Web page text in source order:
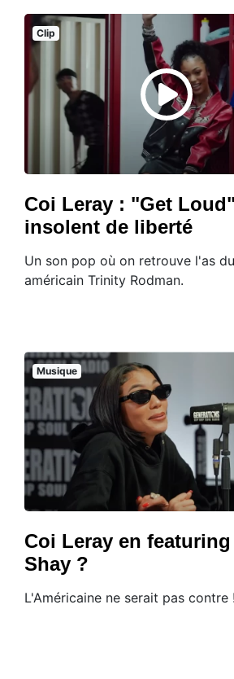
Clip
Coi Leray : "Get
insolent de liberté
Un son pop où on retrouve l'as
américain Trinity Rodman.
Musique
Coi Leray en featuring
Shay ?
L'Américaine ne serait pas contre !